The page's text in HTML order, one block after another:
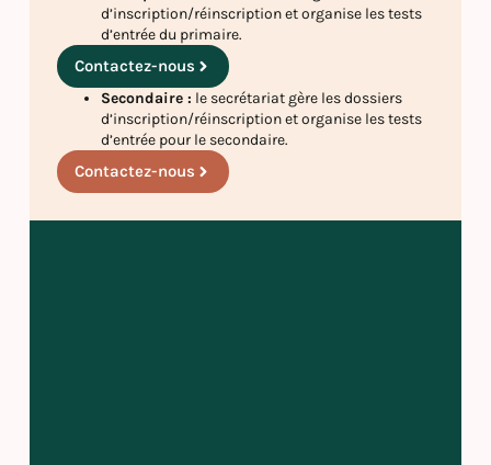
d’inscription/réinscription et organise les tests
d’entrée du primaire.
Contactez-nous
Secondaire : le secrétariat gère les dossiers
d’inscription/réinscription et organise les tests
d’entrée pour le secondaire.
Contactez-nous